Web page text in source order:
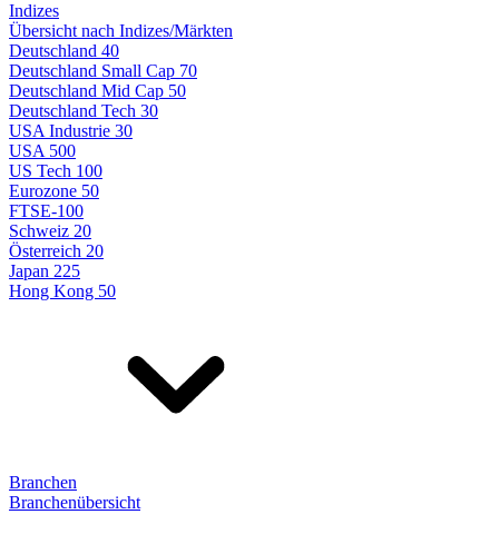
Indizes
Übersicht nach Indizes/Märkten
Deutschland 40
Deutschland Small Cap 70
Deutschland Mid Cap 50
Deutschland Tech 30
USA Industrie 30
USA 500
US Tech 100
Eurozone 50
FTSE-100
Schweiz 20
Österreich 20
Japan 225
Hong Kong 50
Branchen
Branchenübersicht